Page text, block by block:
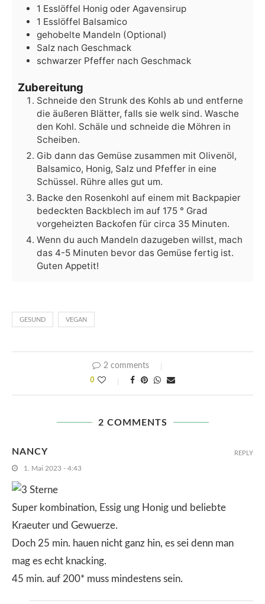
1 Esslöffel Honig oder Agavensirup
1 Esslöffel Balsamico
gehobelte Mandeln (Optional)
Salz nach Geschmack
schwarzer Pfeffer nach Geschmack
Zubereitung
Schneide den Strunk des Kohls ab und entferne
die äußeren Blätter, falls sie welk sind. Wasche
den Kohl. Schäle und schneide die Möhren in
Scheiben.
Gib dann das Gemüse zusammen mit Olivenöl,
Balsamico, Honig, Salz und Pfeffer in eine
Schüssel. Rühre alles gut um.
Backe den Rosenkohl auf einem mit Backpapier
bedeckten Backblech im auf 175 ° Grad
vorgeheizten Backofen für circa 35 Minuten.
Wenn du auch Mandeln dazugeben willst, mach
das 4-5 Minuten bevor das Gemüse fertig ist.
Guten Appetit!
GESUND VEGAN
2 comments
0
2 COMMENTS
NANCY
1. Mai 2023 - 4:43
Super kombination, Essig ung Honig und beliebte
Kraeuter und Gewuerze.
Doch 25 min. hauen nicht ganz hin, es sei denn man
mag es echt knacking.
45 min. auf 200* muss mindestens sein.
REPLY